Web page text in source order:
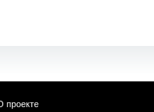
проекте